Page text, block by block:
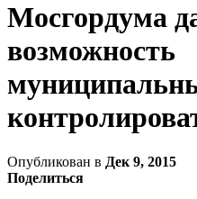
Мосгордума
возможность
Опубликован в Дек 9, 2015
Поделиться